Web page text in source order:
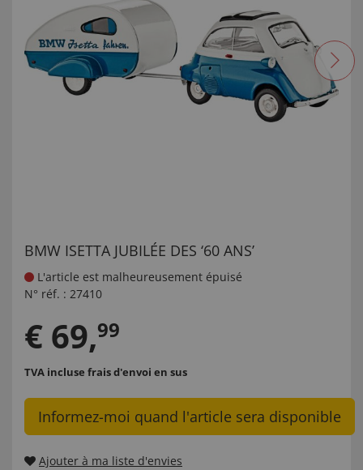
BMW ISETTA JUBILÉE DES ‘60 ANS’
L'article est malheureusement épuisé
N° réf. : 27410
€ 69,99
TVA incluse frais d'envoi en sus
Informez-moi quand l'article sera disponible
Ajouter à ma liste d'envies